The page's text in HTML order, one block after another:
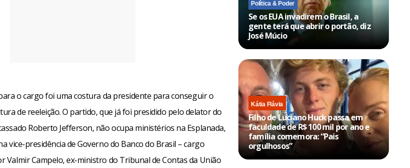
o cargo foi uma costura da presidente para conseguir o
de reeleição. O partido, que já foi presidido pelo delator do
Roberto Jefferson, não ocupa ministérios na Esplanada,
vice-presidência de Governo do Banco do Brasil – cargo
Valmir Campelo, ex-ministro do Tribunal de Contas da União
Política & Poder
Se os EUA invadirem o Brasil, a
gente terá que abrir o portão, diz
José Múcio
Kátia Flávia
Filho de Luciano Huck passa em
faculdade de R$ 100 mil por ano e
família comemora: “Pais
orgulhosos”